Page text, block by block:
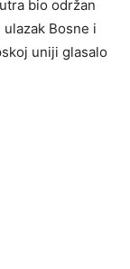
bio održan
Bosne i
uniji glasalo